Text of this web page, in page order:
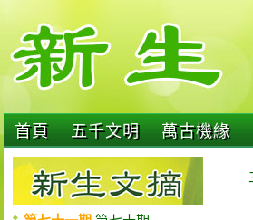
首頁 五千文明 萬古機緣